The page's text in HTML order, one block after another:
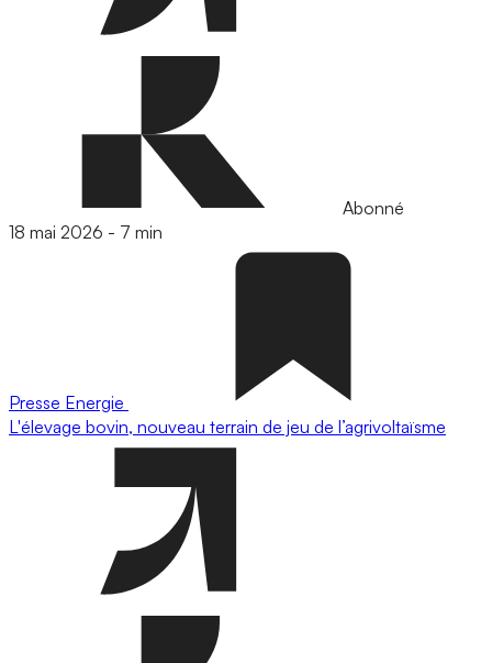
Abonné
18 mai 2026 - 7 min
Presse Energie
L'élevage bovin, nouveau terrain de jeu de l’agrivoltaïsme